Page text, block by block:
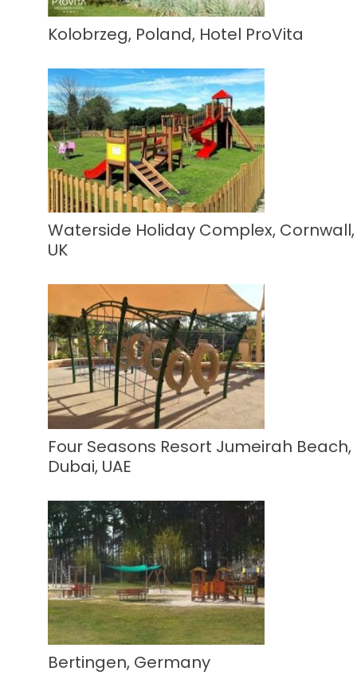
Kolobrzeg, Poland, Hotel ProVita
Waterside Holiday Complex, Cornwall,
UK
Four Seasons Resort Jumeirah Beach,
Dubai, UAE
Bertingen, Germany